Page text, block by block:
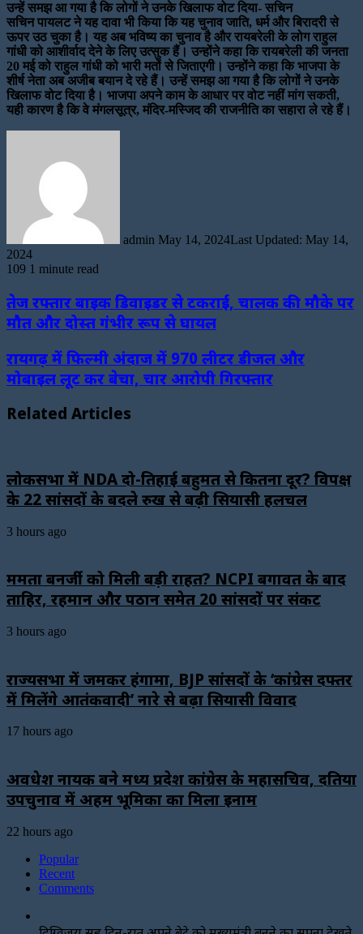
उन्हें समझ आ गया है कि लोगों ने उनके खिलाफ वोट दिया- सचिन
सचिन पायलट ने यह दावा भी किया कि यह चुनाव जाति, धर्म और बिरादरी से
ऊपर उठ चुका है। यह अब भविष्य का चुनाव है और रायबरेली के लोग राहुल
गांधी को आशीर्वाद देने के लिए उत्सुक हैं। उन्होंने कहा कि रायबरेली की जनता
20 मई को राहुल गांधी को भारी मतों से जिताएगी। उन्होंने कहा कि भाजपा के
शीर्ष नेता अब अजीब बयान दे रहे हैं। उन्हें समझ आ गया है कि लोगों ने उनके
खिलाफ वोट दिया है। भाजपा अपने काम के आधार पर वोट नहीं मांग सकती,
यही कारण है कि वे मंगलसूत्र, मंदिर-मस्जिद की राजनीति का सहारा ले रहे हैं।
admin May 14, 2024Last Updated: May 14,
2024
109 1 minute read
तेज रफ्तार बाइक डिवाइडर से टकराई, चालक की मौके पर
मौत और दोस्त गंभीर रूप से घायल
रायगढ़ में फिल्मी अंदाज में 970 लीटर डीजल और
मोबाइल लूट कर बेचा, चार आरोपी गिरफ्तार
Related Articles
लोकसभा में NDA दो-तिहाई बहुमत से कितना दूर? विपक्ष
के 22 सांसदों के बदले रुख से बढ़ी सियासी हलचल
3 hours ago
ममता बनर्जी को मिली बड़ी राहत? NCPI बगावत के बाद
ताहिर, रहमान और पठान समेत 20 सांसदों पर संकट
3 hours ago
राज्यसभा में जमकर हंगामा, BJP सांसदों के ‘कांग्रेस दफ्तर
में मिलेंगे आतंकवादी’ नारे से बढ़ा सियासी विवाद
17 hours ago
अवधेश नायक बने मध्य प्रदेश कांग्रेस के महासचिव, दतिया
उपचुनाव में अहम भूमिका का मिला इनाम
22 hours ago
Popular
Recent
Comments